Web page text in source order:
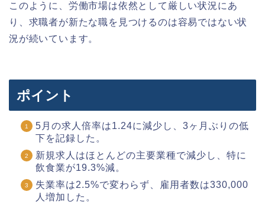
このように、労働市場は依然として厳しい状況にあ
り、求職者が新たな職を見つけるのは容易ではない状
況が続いています。
ポイント
5月の求人倍率は1.24に減少し、3ヶ月ぶりの低
下を記録した。
新規求人はほとんどの主要業種で減少し、特に
飲食業が19.3%減。
失業率は2.5%で変わらず、雇用者数は330,000
人増加した。